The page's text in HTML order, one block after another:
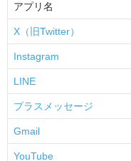
アプリ名
X（旧Twitter）
Instagram
LINE
プラスメッセージ
Gmail
YouTube